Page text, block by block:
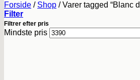
Forside / Shop /Varer tagged “Blanc
Filter
Filtrer efter pris
Mindste pris